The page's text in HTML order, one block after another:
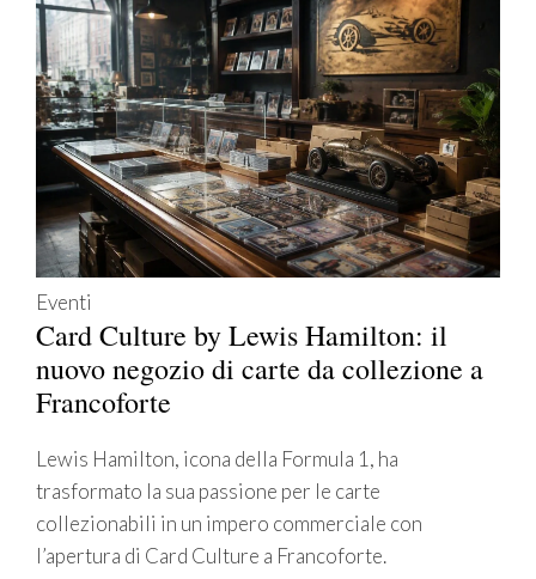
Eventi
Card Culture by Lewis Hamilton: il
nuovo negozio di carte da collezione a
Francoforte
Lewis Hamilton, icona della Formula 1, ha
trasformato la sua passione per le carte
collezionabili in un impero commerciale con
l’apertura di Card Culture a Francoforte.